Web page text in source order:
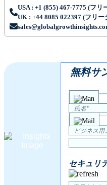
USA : +1 (855) 467-7775 (フリ
UK : +44 8085 022397 (フリー
無料サ
セキュリ